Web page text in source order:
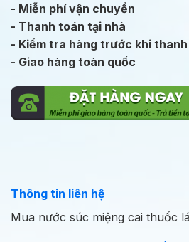
- Miễn phí vận chuyển
- Thanh toán tại nhà
- Kiểm tra hàng trước khi
- Giao hàng toàn quốc
Thông tin liên hệ
Mua nước súc miệng cai thuốc